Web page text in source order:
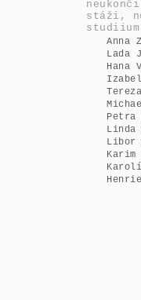
stáži,
studiium
Anna
Lada
Hana
Petra
Linda
Libor